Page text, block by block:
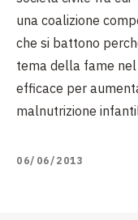
una coalizione
che si battono
tema della fame
efficace per
malnutrizione
06/06/2013